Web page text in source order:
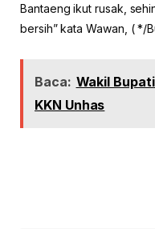
Bantaeng ikut rusak,
bersih” kata Wawan, ( */
Baca: Wakil
KKN Unhas